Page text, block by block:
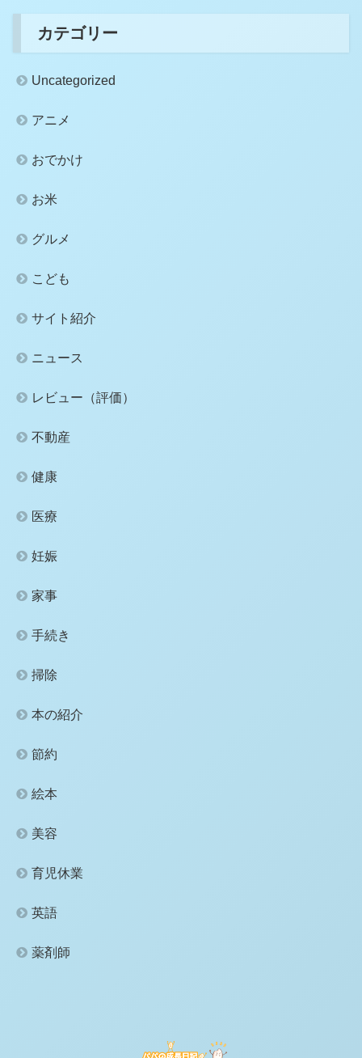
カテゴリー
Uncategorized
アニメ
おでかけ
お米
グルメ
こども
サイト紹介
ニュース
レビュー（評価）
不動産
健康
医療
妊娠
家事
手続き
掃除
本の紹介
節約
絵本
美容
育児休業
英語
薬剤師